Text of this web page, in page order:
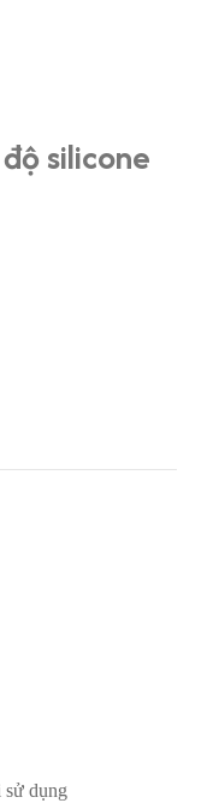
silicone
sử dụng